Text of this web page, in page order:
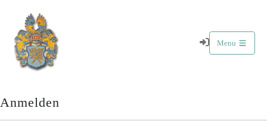
Menu
Anmelden